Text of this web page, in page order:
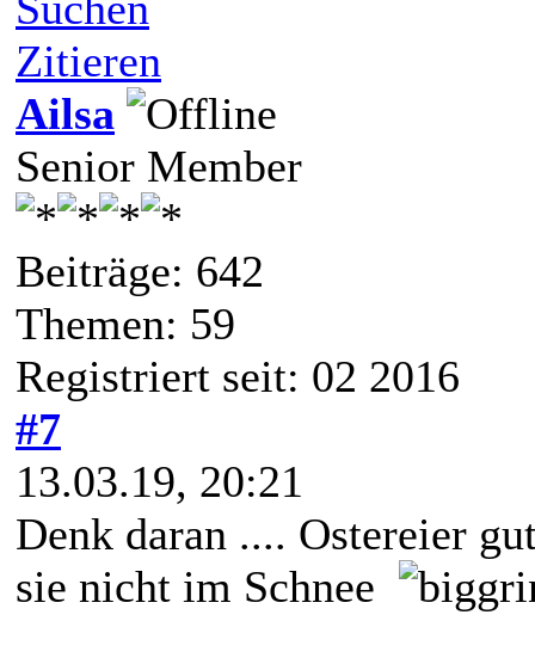
Zitieren
Ailsa
Senior Member
Beiträge: 642
Themen: 59
Registriert seit: 02 2016
#7
13.03.19, 20:21
Denk daran .... Ostereier
sie nicht im Schnee